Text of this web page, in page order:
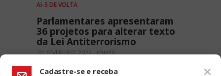
AI-5 DE VOLTA
Parlamentares apresentaram
36 projetos para alterar texto
da Lei Antiterrorismo
01 FEVEREIRO, 2022 - 08H30
Cadastre-se e receba